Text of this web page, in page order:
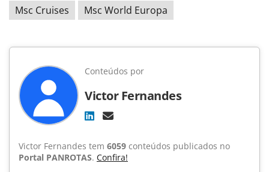
Msc Cruises
Msc World Europa
Conteúdos por
Victor Fernandes
Victor Fernandes tem 6059 conteúdos publicados no
Portal PANROTAS. Confira!